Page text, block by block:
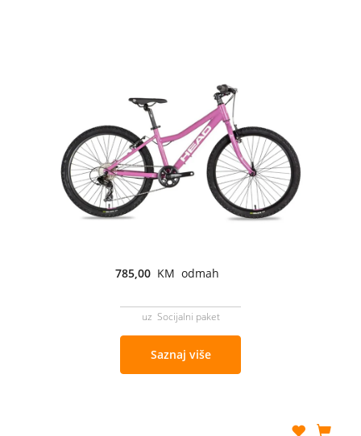
785,00 KM odmah
uz Socijalni paket
Saznaj više